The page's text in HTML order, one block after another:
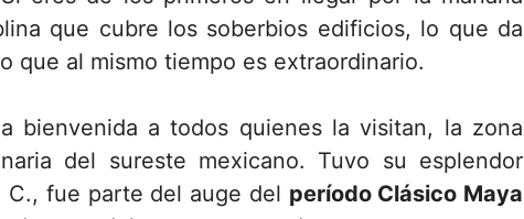
que cubre los soberbios edificios, lo que da
que al mismo tiempo es extraordinario.
bienvenida a todos quienes la visitan, la zona
del sureste mexicano. Tuvo su esplendor
fue parte del auge del período Clásico Maya